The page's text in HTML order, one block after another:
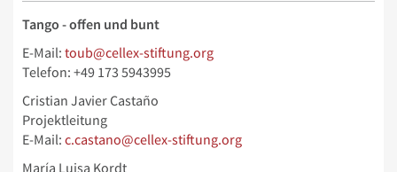
Tango - offen und bunt
E-Mail: toub@cellex-stiftung.org
Telefon: +49 173 5943995
Cristian Javier Castaño
Projektleitung
E-Mail: c.castano@cellex-stiftung.org
María Luisa Kordt